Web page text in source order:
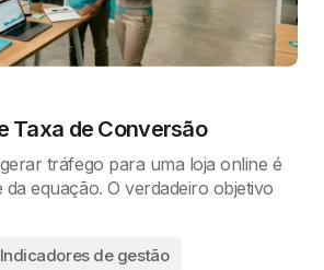
Taxa de Conversão
tráfego para uma loja online é
equação. O verdadeiro objetivo
Indicadores de gestão